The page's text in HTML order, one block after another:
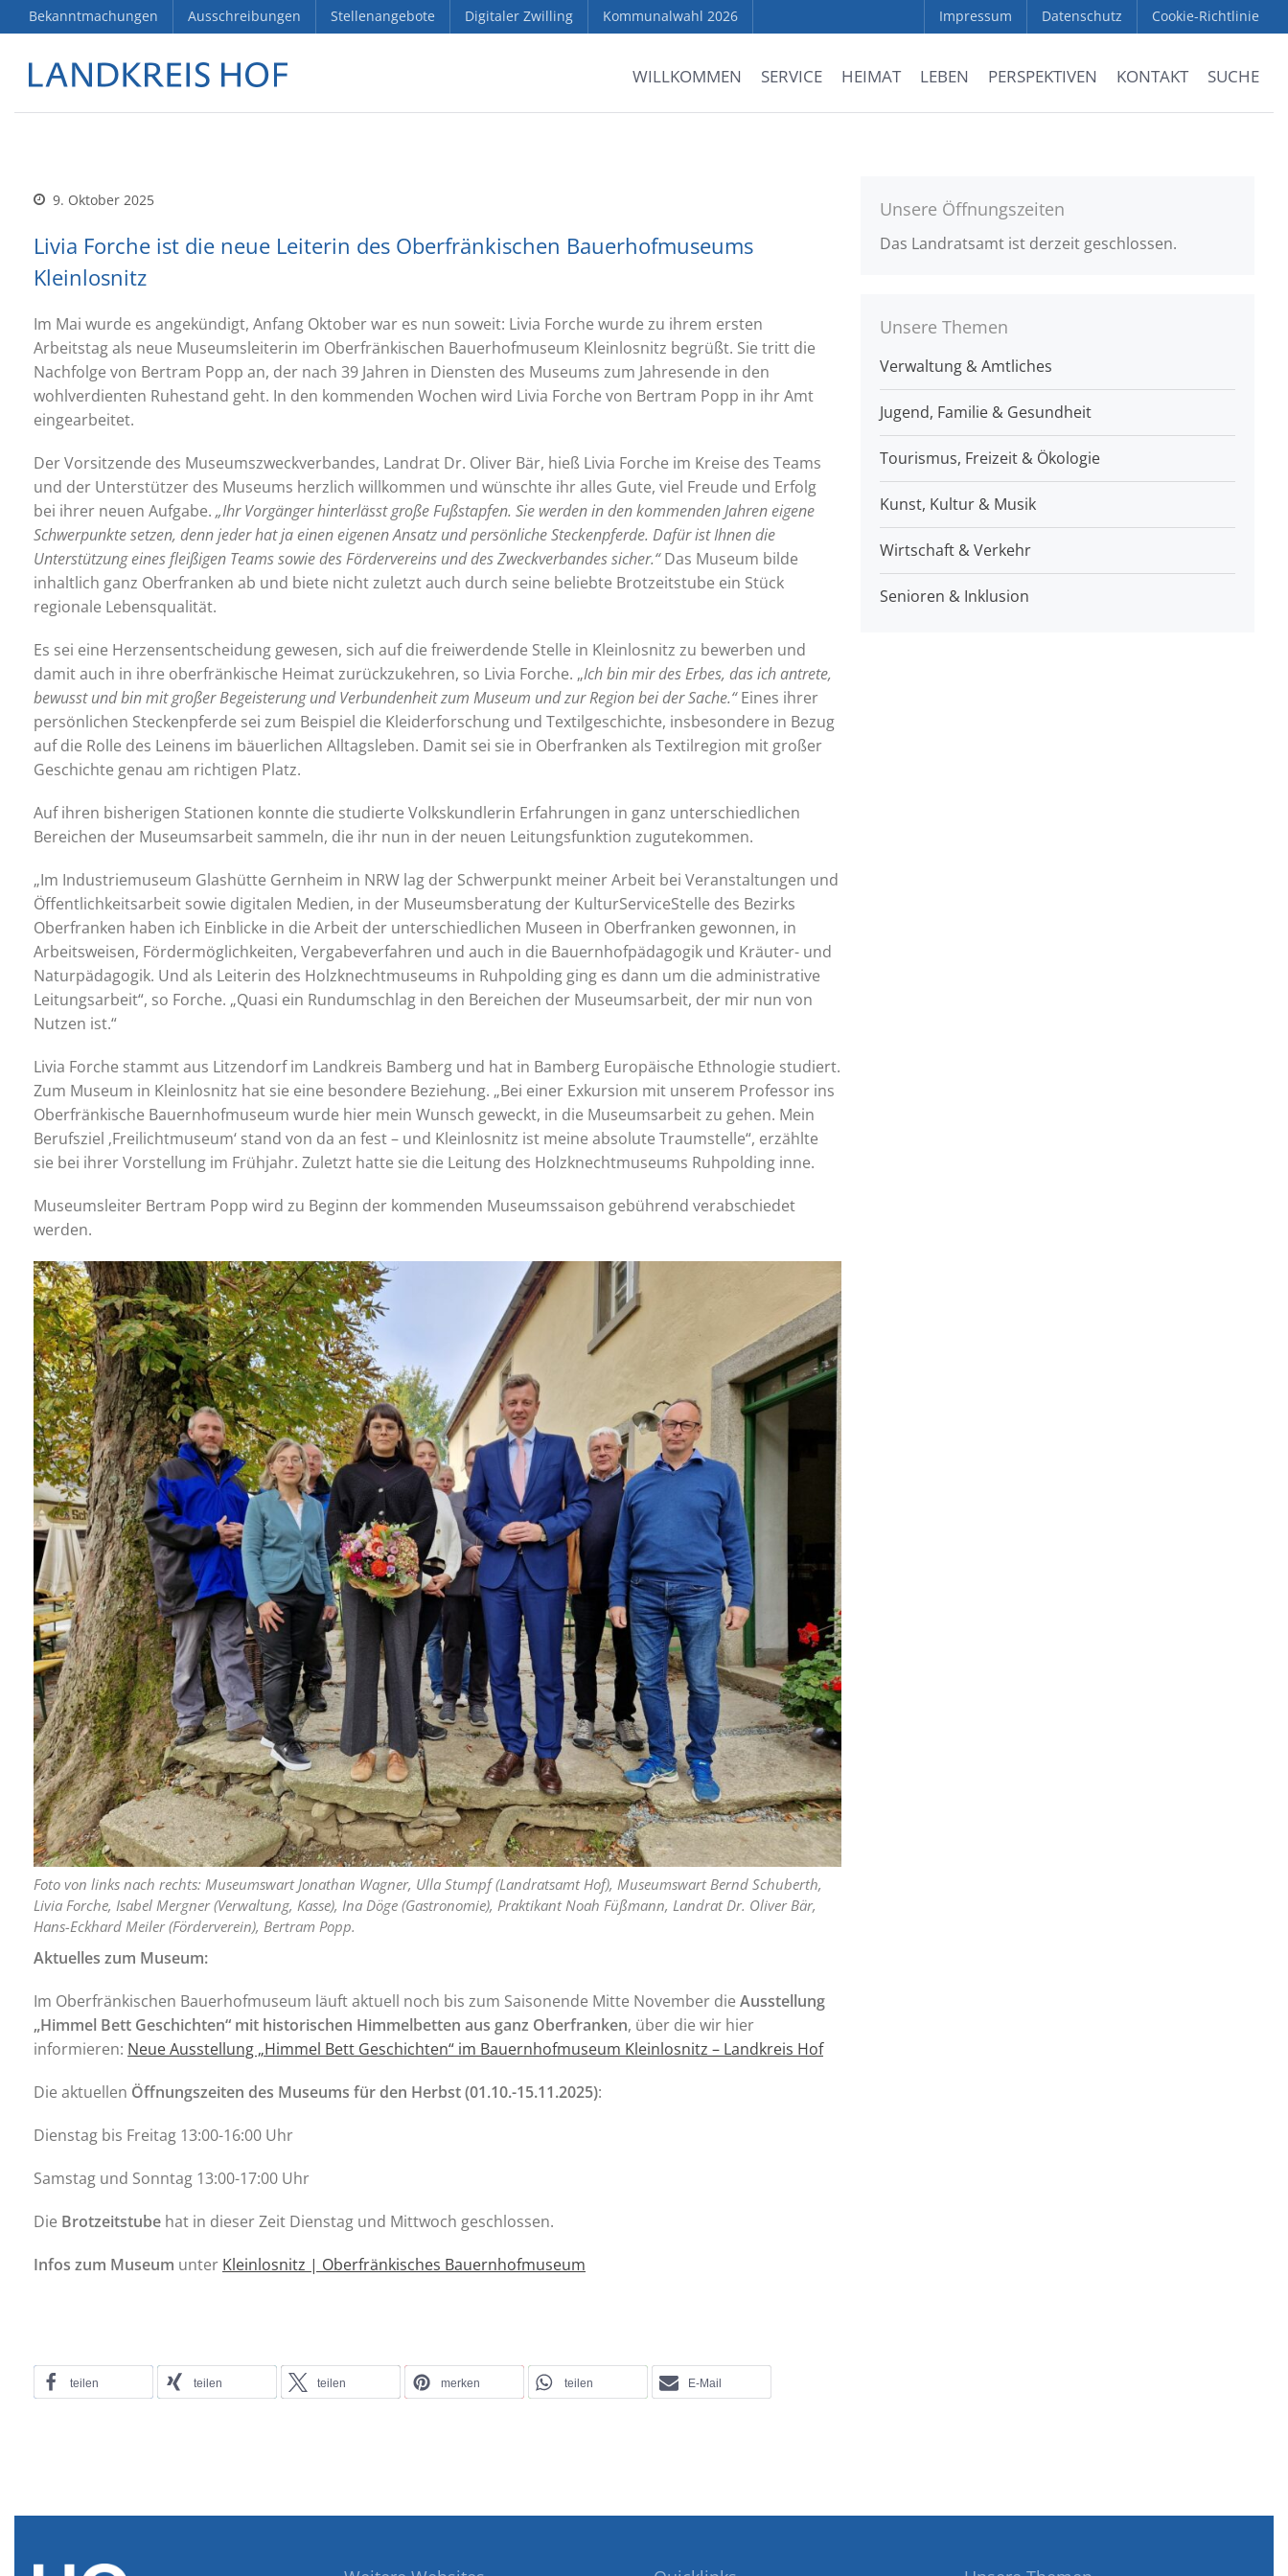
Bekanntmachungen Ausschreibungen Stellenangebote Digitaler Zwilling Kommunalwahl 2026 Impressum Datenschutz Cookie-Richtlinie
WILLKOMMEN SERVICE HEIMAT LEBEN PERSPEKTIVEN KONTAKT SUCHE
9. Oktober 2025
Livia Forche ist die neue Leiterin des Oberfränkischen Bauerhofmuseums
Kleinlosnitz
Im Mai wurde es angekündigt, Anfang Oktober war es nun soweit: Livia Forche wurde zu ihrem ersten
Arbeitstag als neue Museumsleiterin im Oberfränkischen Bauerhofmuseum Kleinlosnitz begrüßt. Sie tritt die
Nachfolge von Bertram Popp an, der nach 39 Jahren in Diensten des Museums zum Jahresende in den
wohlverdienten Ruhestand geht. In den kommenden Wochen wird Livia Forche von Bertram Popp in ihr Amt
eingearbeitet.
Der Vorsitzende des Museumszweckverbandes, Landrat Dr. Oliver Bär, hieß Livia Forche im Kreise des Teams
und der Unterstützer des Museums herzlich willkommen und wünschte ihr alles Gute, viel Freude und Erfolg
bei ihrer neuen Aufgabe. „Ihr Vorgänger hinterlässt große Fußstapfen. Sie werden in den kommenden Jahren eigene
Schwerpunkte setzen, denn jeder hat ja einen eigenen Ansatz und persönliche Steckenpferde. Dafür ist Ihnen die
Unterstützung eines fleißigen Teams sowie des Fördervereins und des Zweckverbandes sicher.“Das Museum bilde
inhaltlich ganz Oberfranken ab und biete nicht zuletzt auch durch seine beliebte Brotzeitstube ein Stück
regionale Lebensqualität.
Es sei eine Herzensentscheidung gewesen, sich auf die freiwerdende Stelle in Kleinlosnitz zu bewerben und
damit auch in ihre oberfränkische Heimat zurückzukehren, so Livia Forche. „Ich bin mir des Erbes, das ich antrete,
bewusst und bin mit großer Begeisterung und Verbundenheit zum Museum und zur Region bei der Sache.“Eines ihrer
persönlichen Steckenpferde sei zum Beispiel die Kleiderforschung und Textilgeschichte, insbesondere in Bezug
auf die Rolle des Leinens im bäuerlichen Alltagsleben. Damit sei sie in Oberfranken als Textilregion mit großer
Geschichte genau am richtigen Platz.
Auf ihren bisherigen Stationen konnte die studierte Volkskundlerin Erfahrungen in ganz unterschiedlichen
Bereichen der Museumsarbeit sammeln, die ihr nun in der neuen Leitungsfunktion zugutekommen.
„Im Industriemuseum Glashütte Gernheim in NRW lag der Schwerpunkt meiner Arbeit bei Veranstaltungen und
Öffentlichkeitsarbeit sowie digitalen Medien, in der Museumsberatung der KulturServiceStelle des Bezirks
Oberfranken haben ich Einblicke in die Arbeit der unterschiedlichen Museen in Oberfranken gewonnen, in
Arbeitsweisen, Fördermöglichkeiten, Vergabeverfahren und auch in die Bauernhofpädagogik und Kräuter- und
Naturpädagogik. Und als Leiterin des Holzknechtmuseums in Ruhpolding ging es dann um die administrative
Leitungsarbeit“, so Forche. „Quasi ein Rundumschlag in den Bereichen der Museumsarbeit, der mir nun von
Nutzen ist.“
Livia Forche stammt aus Litzendorf im Landkreis Bamberg und hat in Bamberg Europäische Ethnologie studiert.
Zum Museum in Kleinlosnitz hat sie eine besondere Beziehung. „Bei einer Exkursion mit unserem Professor ins
Oberfränkische Bauernhofmuseum wurde hier mein Wunsch geweckt, in die Museumsarbeit zu gehen. Mein
Berufsziel ‚Freilichtmuseum‘ stand von da an fest – und Kleinlosnitz ist meine absolute Traumstelle“, erzählte
sie bei ihrer Vorstellung im Frühjahr. Zuletzt hatte sie die Leitung des Holzknechtmuseums Ruhpolding inne.
Museumsleiter Bertram Popp wird zu Beginn der kommenden Museumssaison gebührend verabschiedet
werden.
Foto von links nach rechts: Museumswart Jonathan Wagner, Ulla Stumpf (Landratsamt Hof), Museumswart Bernd Schuberth,
Livia Forche, Isabel Mergner (Verwaltung, Kasse), Ina Döge (Gastronomie), Praktikant Noah Füßmann, Landrat Dr. Oliver Bär,
Hans-Eckhard Meiler (Förderverein), Bertram Popp.
Aktuelles zum Museum:
Im Oberfränkischen Bauerhofmuseum läuft aktuell noch bis zum Saisonende Mitte November die Ausstellung
„Himmel Bett Geschichten“ mit historischen Himmelbetten aus ganz Oberfranken, über die wir hier
informieren: Neue Ausstellung „Himmel Bett Geschichten“ im Bauernhofmuseum Kleinlosnitz – Landkreis Hof
Die aktuellen Öffnungszeiten des Museums für den Herbst (01.10.-15.11.2025):
Dienstag bis Freitag 13:00-16:00 Uhr
Samstag und Sonntag 13:00-17:00 Uhr
Die Brotzeitstube hat in dieser Zeit Dienstag und Mittwoch geschlossen.
Infos zum Museum unter Kleinlosnitz | Oberfränkisches Bauernhofmuseum
teilen teilen teilen merken teilen E-Mail
Unsere Öffnungszeiten
Das Landratsamt ist derzeit geschlossen.
Unsere Themen
Verwaltung & Amtliches
Jugend, Familie & Gesundheit
Tourismus, Freizeit & Ökologie
Kunst, Kultur & Musik
Wirtschaft & Verkehr
Senioren & Inklusion